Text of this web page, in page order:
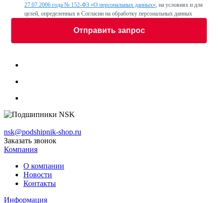
27.07.2006 года № 152-ФЗ «О персональных данных», на условиях и для
целей, определенных в Согласии на обработку персональных данных
Отправить запрос
nsk@podshipnik-shop.ru
Заказать звонок
Компания
О компании
Новости
Контакты
Информация